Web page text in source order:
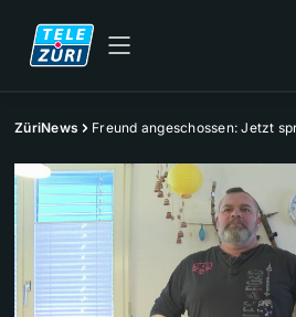
ZüriNews Freund angeschossen: Jetzt